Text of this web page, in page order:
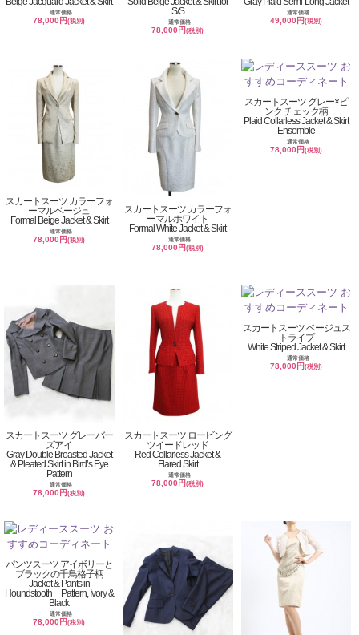
通常価格
78,000円(税別)
S/S
通常価格
78,000円(税別)
通常価格
49,000円(税別)
スカートスーツ カラーフォ
ーマルベージュ
Formal Beige Jacket & Skirt
通常価格
78,000円(税別)
スカートスーツ カラーフォ
ーマルホワイト
Formal White Jacket & Skirt
通常価格
78,000円(税別)
スカートスーツ グレー×ピ
ンク チェック柄
Plaid Collarless Jacket & Skirt
Ensemble
通常価格
78,000円(税別)
スカートスーツ グレーバー
ズアイ
Gray Double Breasted Jacket
& Pleated Skirt in Bird’s Eye
Pattern
通常価格
78,000円(税別)
スカートスーツ ロービング
ツイードレッド
Red Collarless Jacket &
Flared Skirt
通常価格
78,000円(税別)
スカートスーツ ベージュス
トライプ
White Striped Jacket & Skirt
通常価格
78,000円(税別)
パンツスーツ アイボリーと
ブラックの千鳥格子柄
Jacket & Pants in
Houndstooth Pattern, Ivory &
Black
通常価格
78,000円(税別)